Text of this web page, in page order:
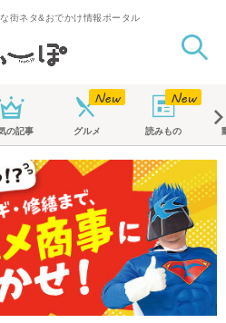
街ネタ&おでかけ情報ポータル
の記事 グルメ 読みもの